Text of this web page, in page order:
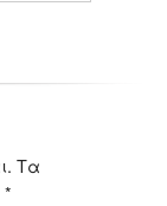
Τα
*